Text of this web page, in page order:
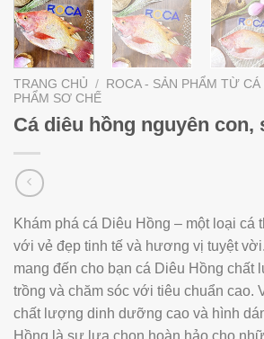
TRANG CHỦ / ROCA - SẢN PHẨM TỪ CÁ
PHẨM SƠ CHẾ
Cá diêu hồng nguyên con,
Khám phá cá Diêu Hồng – một loại cá
với vẻ đẹp tinh tế và hương vị tuyệt
mang đến cho bạn cá Diêu Hồng chất
trồng và chăm sóc với tiêu chuẩn cao.
chất lượng dinh dưỡng cao và hình
Hồng là sự lựa chọn hoàn hảo cho